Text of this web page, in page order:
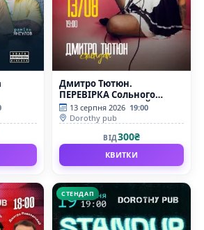
Дмитро Тютюн.
ПЕРЕВІРКА Сольного
стендапу «ФЕМБОЙ»
13 серпня 2026 19:00
Dorothy pub
ВІД300₴
КВИТКИ
СТЕНДАП